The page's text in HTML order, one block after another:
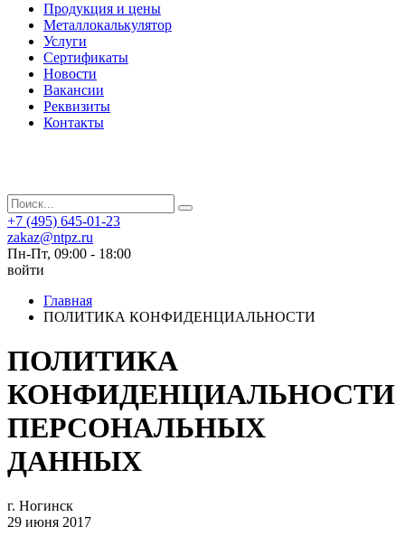
Продукция и цены
Металлокалькулятор
Услуги
Сертификаты
Новости
Вакансии
Реквизиты
Контакты
+7 (495) 645-01-23
zakaz@ntpz.ru
Пн-Пт, 09:00 - 18:00
войти
Главная
ПОЛИТИКА КОНФИДЕНЦИАЛЬНОСТИ
ПОЛИТИКА
КОНФИДЕНЦИАЛЬНОСТИ
ПЕРСОНАЛЬНЫХ
ДАННЫХ
г. Ногинск
29 июня 2017